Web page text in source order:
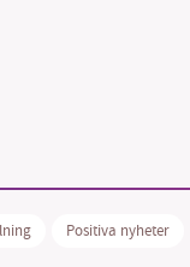
Positiva nyheter